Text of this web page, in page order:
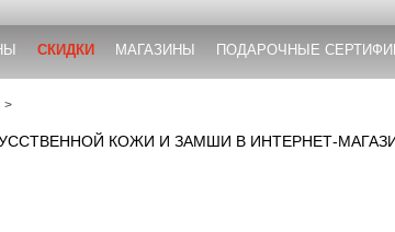
СКИДКИ МАГАЗИНЫ ПОДАРОЧНЫЕ
КОЖИ И ЗАМШИ В ИНТЕРНЕТ-